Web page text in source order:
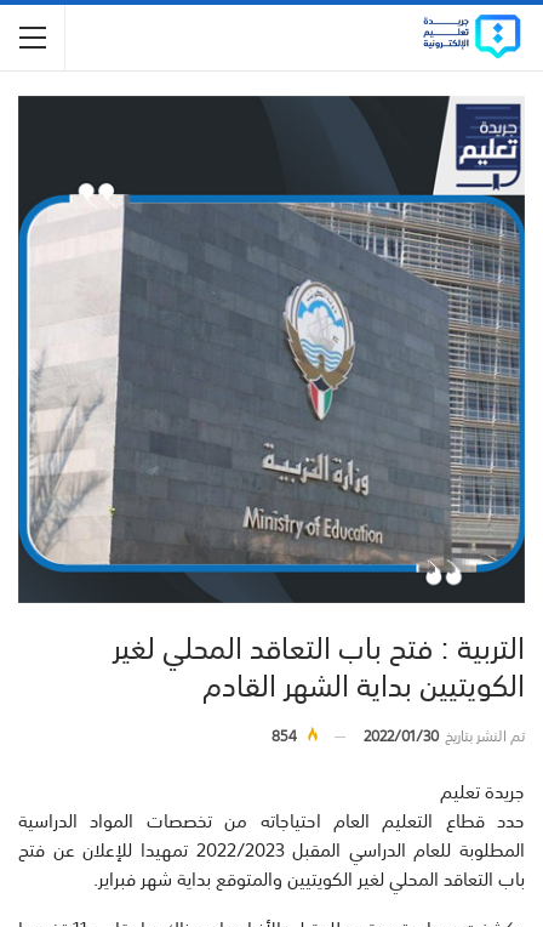
التربية : فتح باب التعاقد المحلي لغير
الكويتيين بداية الشهر القادم
تم النشر بتاريخ2022/01/30
854
جريدة تعليم
حدد قطاع التعليم العام احتياجاته من تخصصات المواد الدراسية
المطلوبة للعام الدراسي المقبل 2022/2023 تمهيدا للإعلان عن فتح
باب التعاقد المحلي لغير الكويتيين والمتوقع بداية شهر فبراير.